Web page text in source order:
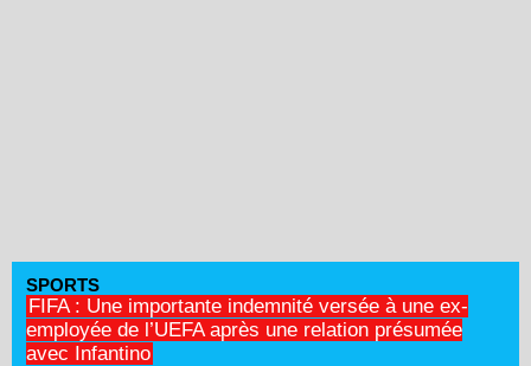
SPORTS
FIFA : Une importante indemnité versée à une ex-
employée de l’UEFA après une relation présumée
avec Infantino